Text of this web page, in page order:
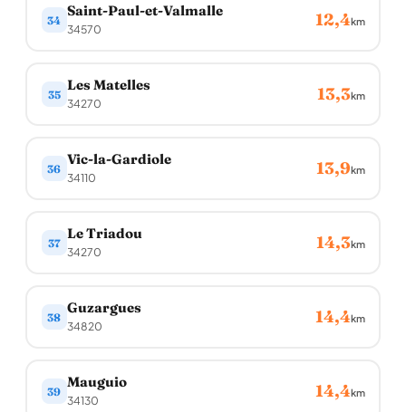
34
Saint-Paul-et-Valmalle
34570 12,4km
35
Les Matelles
34270 13,3km
36
Vic-la-Gardiole
34110 13,9km
37
Le Triadou
34270 14,3km
38
Guzargues
34820 14,4km
39
Mauguio
34130 14,4km